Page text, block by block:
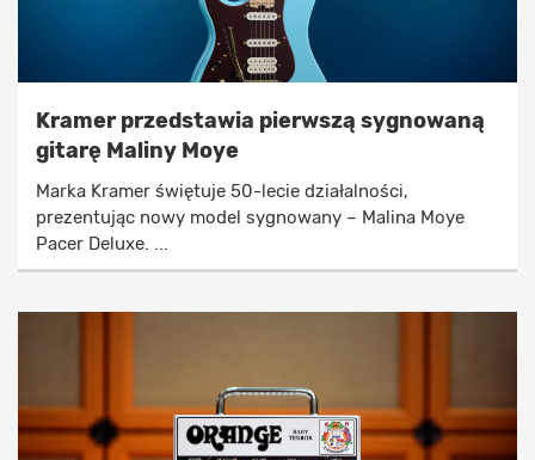
Kramer przedstawia pierwszą sygnowaną
gitarę Maliny Moye
Marka Kramer świętuje 50-lecie działalności,
prezentując nowy model sygnowany – Malina Moye
Pacer Deluxe. ...